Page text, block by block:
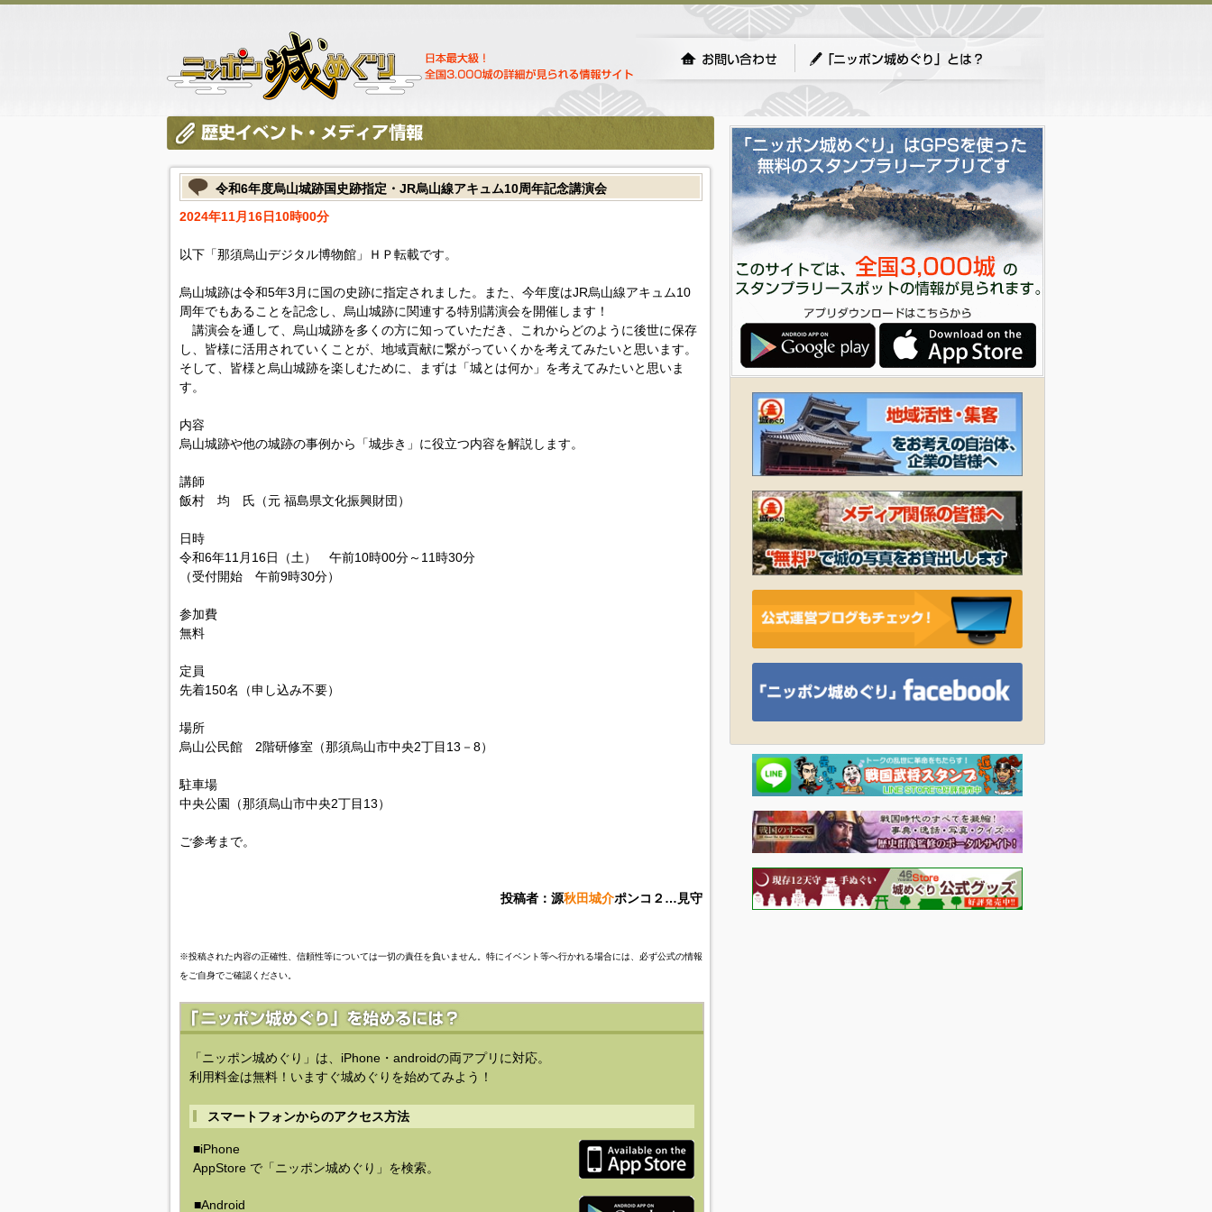
令和6年度烏山城跡国史跡指定・JR烏山線アキュム10周年記念講演会
2024年11月16日10時00分
以下「那須烏山デジタル博物館」ＨＰ転載です。
烏山城跡は令和5年3月に国の史跡に指定されました。また、今年度はJR烏山線アキュム10
周年でもあることを記念し、烏山城跡に関連する特別講演会を開催します！
講演会を通して、烏山城跡を多くの方に知っていただき、これからどのように後世に保存
し、皆様に活用されていくことが、地域貢献に繋がっていくかを考えてみたいと思います。
そして、皆様と烏山城跡を楽しむために、まずは「城とは何か」を考えてみたいと思いま
す。
内容
烏山城跡や他の城跡の事例から「城歩き」に役立つ内容を解説します。
講師
飯村 均 氏（元 福島県文化振興財団）
日時
令和6年11月16日（土） 午前10時00分～11時30分
（受付開始 午前9時30分）
参加費
無料
定員
先着150名（申し込み不要）
場所
烏山公民館 2階研修室（那須烏山市中央2丁目13－8）
駐車場
中央公園（那須烏山市中央2丁目13）
ご参考まで。
投稿者：源秋田城介ポンコ２…見守
※投稿された内容の正確性、信頼性等については一切の責任を負いません。特にイベント等へ行かれる場合には、必ず公式の情報
をご自身でご確認ください。
「ニッポン城めぐり」は、iPhone・androidの両アプリに対応。
利用料金は無料！いますぐ城めぐりを始めてみよう！
スマートフォンからのアクセス方法
■iPhone
AppStore で「ニッポン城めぐり」を検索。
■Android